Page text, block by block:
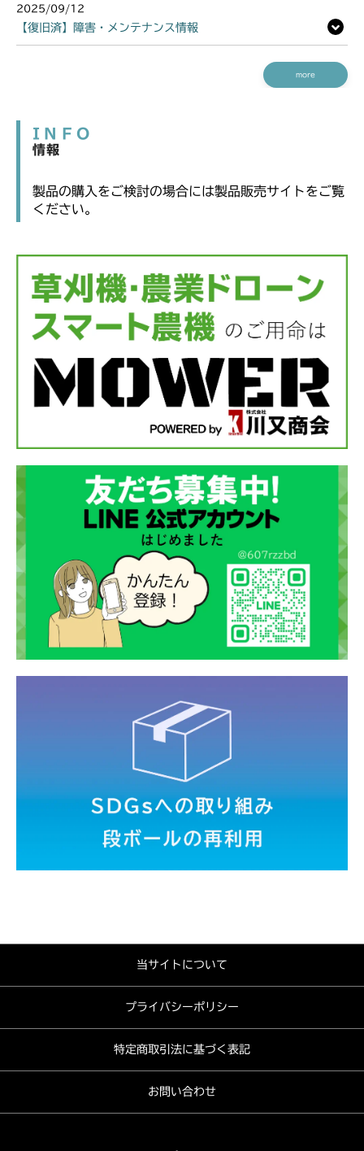
2025/09/12
【復旧済】障害・メンテナンス情報
more
INFO
情報
製品の購入をご検討の場合には製品販売サイトをご覧
ください。
当サイトについて
プライバシーポリシー
特定商取引法に基づく表記
お問い合わせ